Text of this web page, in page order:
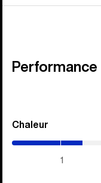
Performance
Chaleur
1